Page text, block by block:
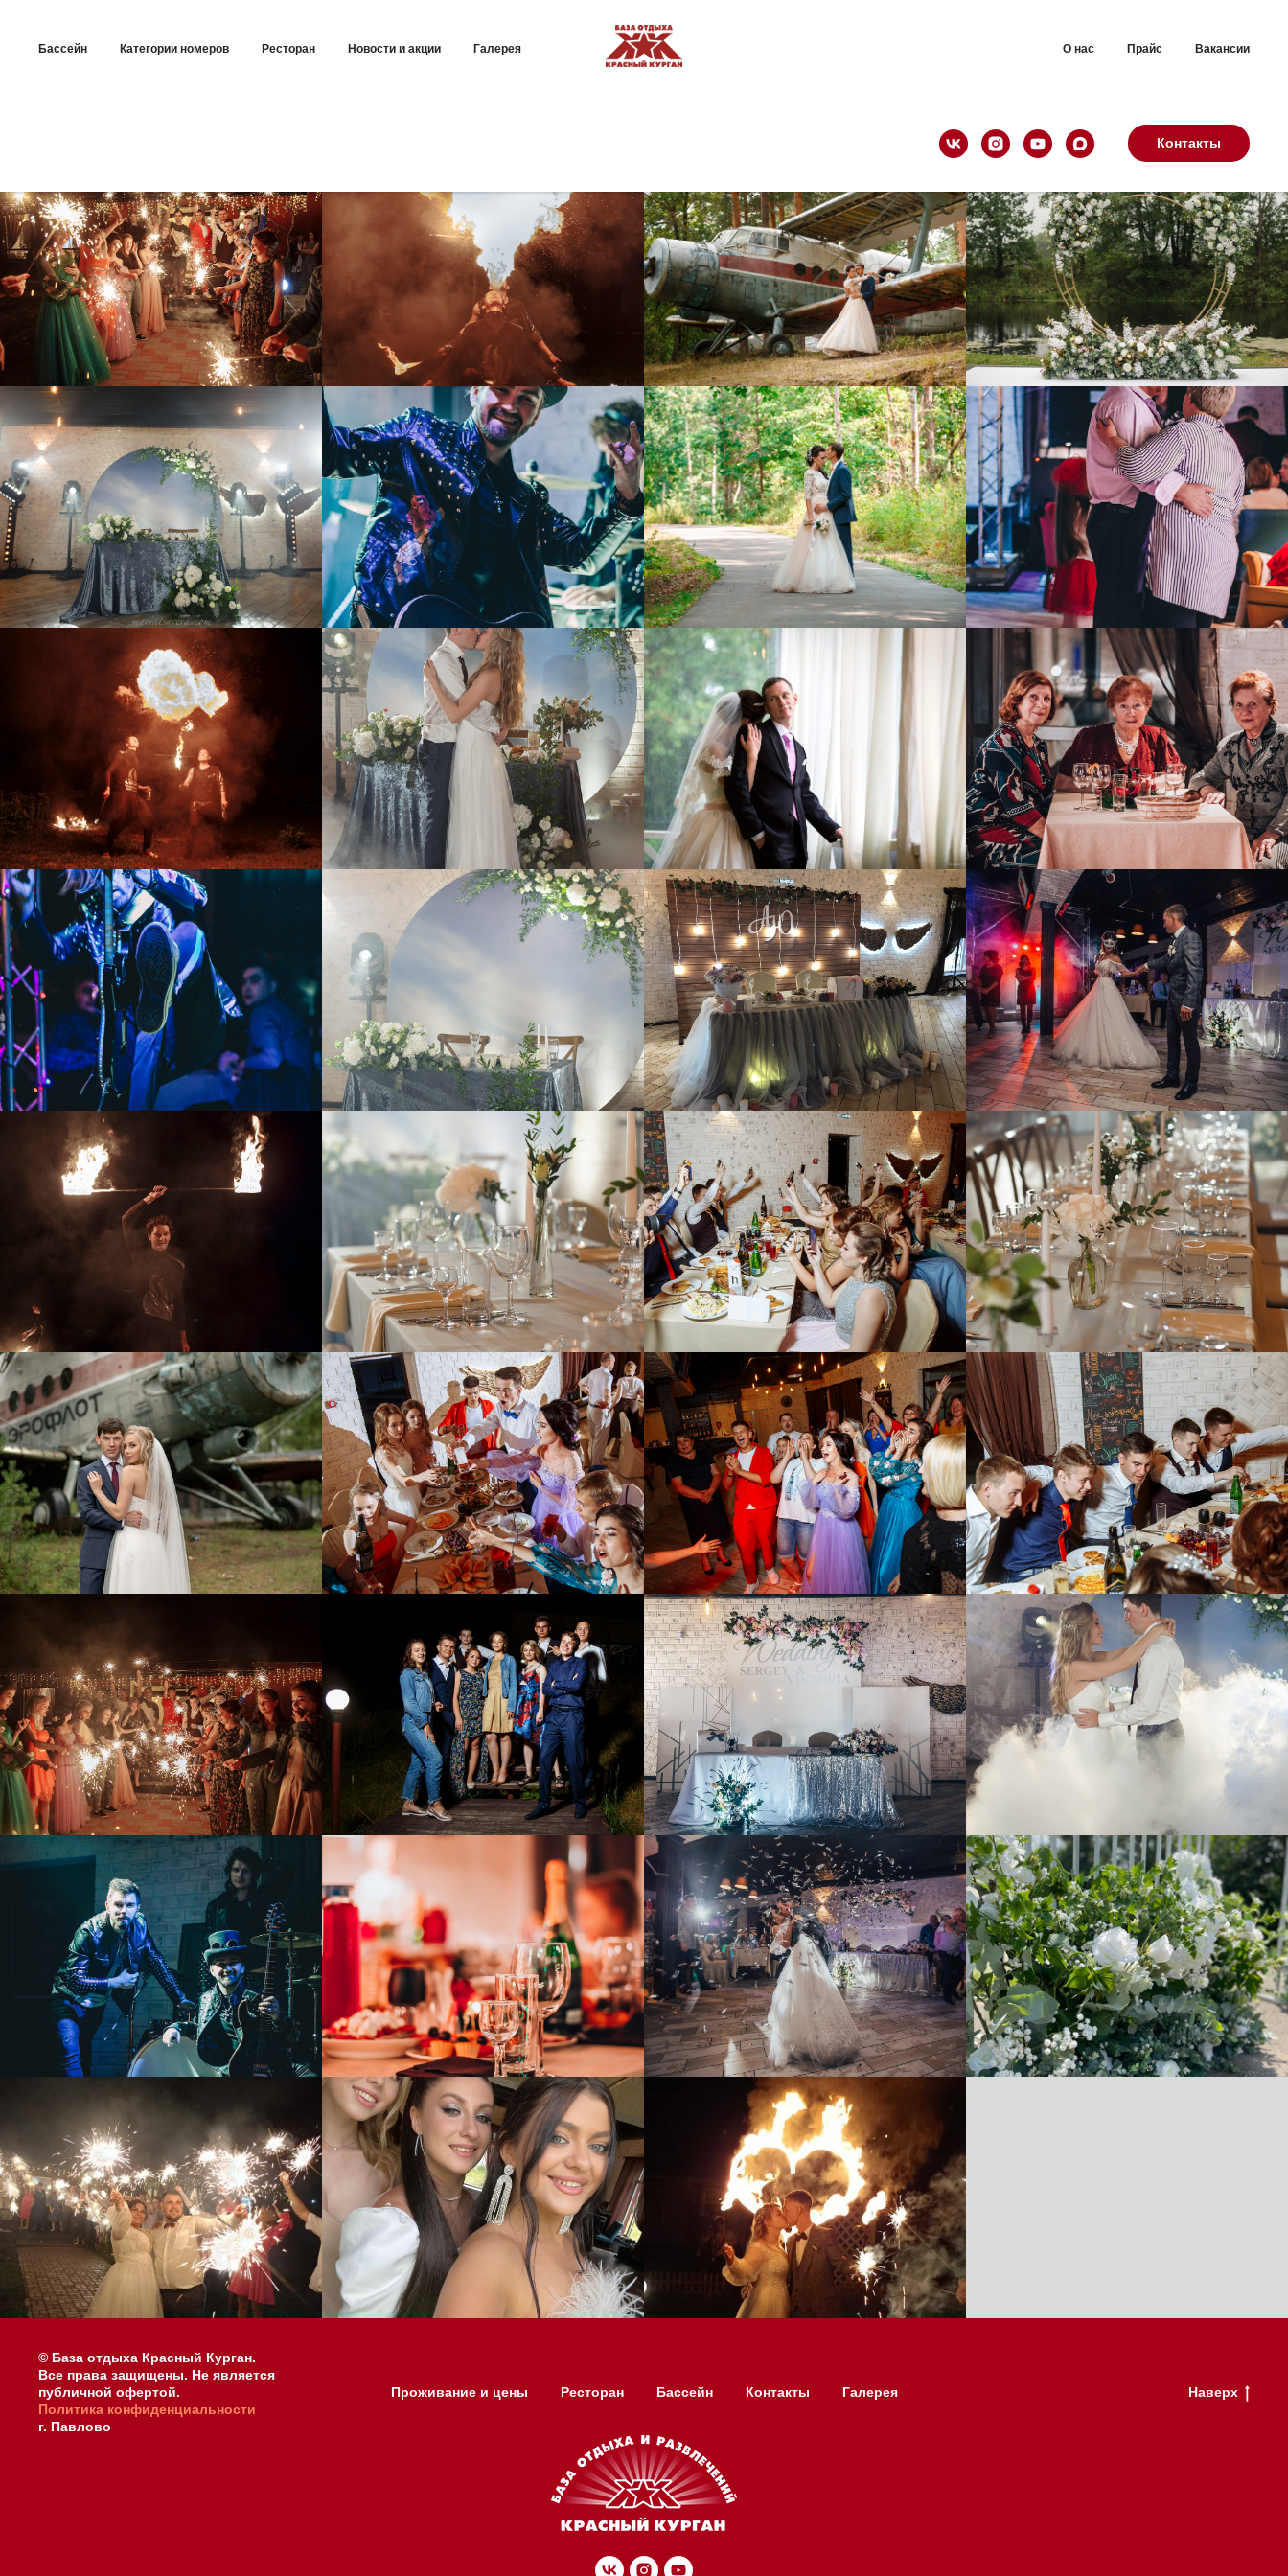
Бассейн Категории номеров Ресторан Новости и акции Галерея О нас Прайс Вакансии
Контакты
Праздники на базе отдыха Красный Курган
© База отдыха Красный Курган.
Все права защищены. Не является
публичной офертой.
Политика конфиденциальности
г. Павлово
Проживание и цены Ресторан Бассейн Контакты Галерея Наверх